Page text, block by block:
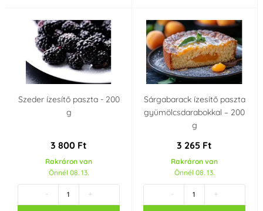
Olaszország
Szeder ízesítő paszta - 200
g
3 800 Ft
Rakráron van
Önnél 08. 13.
- +
Sárgabarack ízesítő paszta
gyümölcsdarabokkal – 200
g
3 265 Ft
Rakráron van
Önnél 08. 13.
- +